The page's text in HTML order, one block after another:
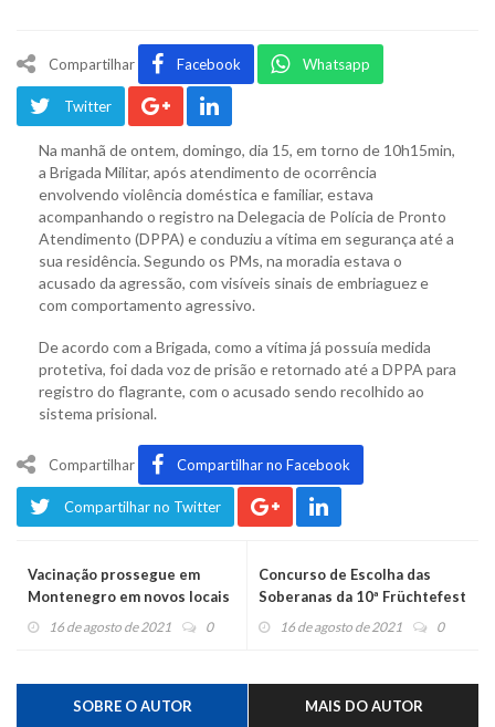
Compartilhar Facebook Whatsapp
Twitter
Na manhã de ontem, domingo, dia 15, em torno de 10h15min,
a Brigada Militar, após atendimento de ocorrência
envolvendo violência doméstica e familiar, estava
acompanhando o registro na Delegacia de Polícia de Pronto
Atendimento (DPPA) e conduziu a vítima em segurança até a
sua residência. Segundo os PMs, na moradia estava o
acusado da agressão, com visíveis sinais de embriaguez e
com comportamento agressivo.
De acordo com a Brigada, como a vítima já possuía medida
protetiva, foi dada voz de prisão e retornado até a DPPA para
registro do flagrante, com o acusado sendo recolhido ao
sistema prisional.
Compartilhar Compartilhar no Facebook
Compartilhar no Twitter
Vacinação prossegue em
Montenegro em novos locais
nesta segunda
16 de agosto de 2021 0
Concurso de Escolha das
Soberanas da 10ª Früchtefest
abre inscrições
16 de agosto de 2021 0
SOBRE O AUTOR MAIS DO AUTOR